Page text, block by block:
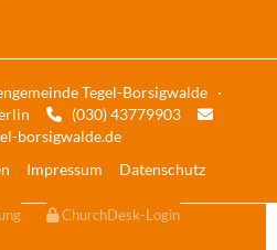
Tegel-Borsigwalde ·
(030) 43779903 
borsigwalde.de
Impressum Datenschutz
ChurchDesk-Login